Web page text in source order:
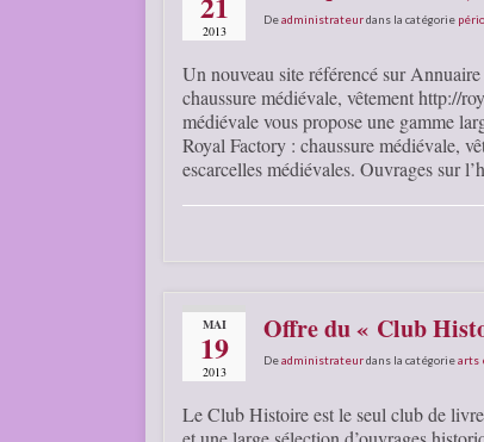
2013
Deadministrateurdans la catégorie
Un nouveau site référencé sur
chaussure médiévale, vêtement http://
médiévale vous propose une gamme
Royal Factory : chaussure médiévale,
escarcelles médiévales. Ouvrages sur
MAI
19
2013
Offre du « Club
Deadministrateurdans la catégoriearts
Le Club Histoire est le seul club de